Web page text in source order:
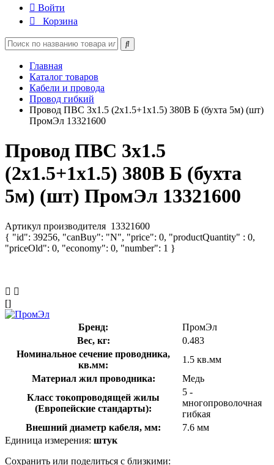
Войти
Корзина
Главная
Каталог товаров
Кабели и провода
Провод гибкий
Провод ПВС 3х1.5 (2х1.5+1х1.5) 380В Б (бухта 5м) (шт)
ПромЭл 13321600
Провод ПВС 3х1.5
(2х1.5+1х1.5) 380В Б (бухта
5м) (шт) ПромЭл 13321600
Артикул производителя 13321600
{ "id": 39256, "canBuy": "N", "price": 0, "productQuantity" : 0,
"priceOld": 0, "economy": 0, "number": 1 }
[]
Бренд:
ПромЭл
Вес, кг:
0.483
Номинальное сечение проводника,
кв.мм:
1.5 кв.мм
Материал жил проводника:
Медь
Класс токопроводящей жилы
(Европейские стандарты):
5 -
многопроволочная
гибкая
Внешний диаметр кабеля, мм:
7.6 мм
Единица измерения: штук
Сохранить или поделиться с близкими: